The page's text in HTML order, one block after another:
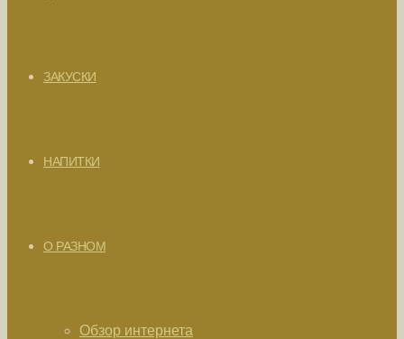
ЗАКУСКИ
НАПИТКИ
О РАЗНОМ
Обзор интернета